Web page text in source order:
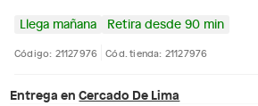
Llega mañana Retira desde 90 min
Código: 21127976 Cód. tienda: 21127976
Entrega en Cercado De Lima